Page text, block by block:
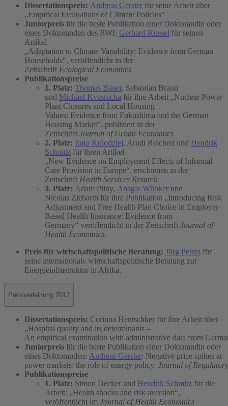
Dissertationspreis: Andreas Gerster für seine Arbeit über
„Empirical Evaluations of Climate Policies“
Juniorpreis für die beste Publikation einer Doktorandin oder
eines Doktoranden des RWI: Gerhard Kussel für seinen
Artikel
„Adaptation to Climate Variability: Evidence from German
Households“, veröffentlicht in der
Zeitschrift Ecological Economics
Publikationspreise
1. Platz: Thomas Bauer, Sebastian Braun
und Michael Kvasnicka für ihre Arbeit „Nuclear Power
Plant Closures and Local Housing
Values: Evidence from Fukushima and the German
Housing Market”, publiziert in der
Zeitschrift Journal of Urban Economics
2. Platz: Ingo Kolodziej, Arndt Reichert und Hendrik
Schmitz für ihren Artikel
„New Evidence on Employment Effects of Informal
Care Provision in Europe“, erschienen in der
Zeitschrift Health Services Resarch
3. Platz: Adam Pilny, Ansgar Wübker und
Nicolas Ziebarth für ihre Publikation „Introducing Risk
Adjustment and Free Health Plan Choice in Employer-
Based Health Insurance: Evidence from
Germany“ veröffentlicht in der Zeitschrift Journal of
Health Economics.
Preis für wirtschaftspolitische Beratung: Jörg Peters für
seine internationale wirtschaftspolitische Beratung zur
Energieinfrastruktur in Afrika.
Preisverleihung 2017
Dissertationspreis: Corinna Hentschker für ihre Arbeit über
„Hospital quality and its determinants –
An empirical examination with administrative data from
Juniorpreis für die beste Publikation einer Doktorandin oder
eines Doktoranden: Andreas Gerster: Negative price spikes at
power markets: the role of energy policy. Journal of
Publikationspreise
1. Platz: Simon Decker und Hendrik Schmitz für die
Arbeit: „Health shocks and risk aversion“,
veröffentlicht im Journal of Health Economics